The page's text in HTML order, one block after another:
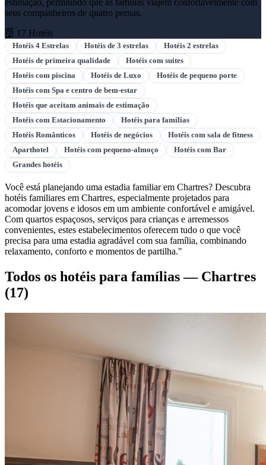
seus companheiros de quatro pernas.
17 Hotéis
Hotéis 4 Estrelas Hotéis de 3 estrelas
Hotéis 2 estrelas
Hotéis de primeira qualidade
Hotéis com suites
Hotéis com piscina
Hotéis de Luxo
Hotéis de pequeno porte
Hotéis com Spa e centro de bem-estar
Hotéis que aceitam animais de estimação
Hotéis com Estacionamento
Hotéis para famílias
Hotéis Românticos
Hotéis de negócios
Hotéis com sala de fitness
Aparthotel
Hotéis com pequeno-almoço
Hotéis com Bar
Grandes hotéis
Você está planejando uma estadia familiar em Chartres? Descubra
hotéis familiares em Chartres, especialmente projetados para
acomodar jovens e idosos em um ambiente confortável e amigável.
Com quartos espaçosos, serviços para crianças e arremessos
convenientes, estes estabelecimentos oferecem tudo o que você
precisa para uma estadia agradável com sua família, combinando
relaxamento, conforto e momentos de partilha."
Todos os hotéis para famílias — Chartres
(17)